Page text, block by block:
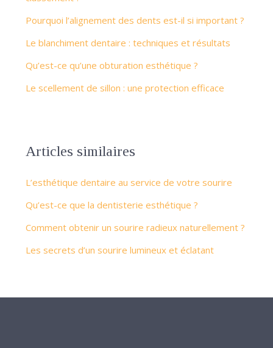
Pourquoi l’alignement des dents est-il si important ?
Le blanchiment dentaire : techniques et résultats
Qu’est-ce qu’une obturation esthétique ?
Le scellement de sillon : une protection efficace
Articles similaires
L’esthétique dentaire au service de votre sourire
Qu’est-ce que la dentisterie esthétique ?
Comment obtenir un sourire radieux naturellement ?
Les secrets d’un sourire lumineux et éclatant